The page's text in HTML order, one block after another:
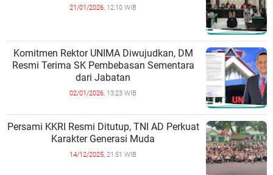
21/01/2026, 12:10 WIB
Komitmen Rektor UNIMA Diwujudkan, DM
Resmi Terima SK Pembebasan Sementara
dari Jabatan
02/01/2026, 13:23 WIB
Persami KKRI Resmi Ditutup, TNI AD Perkuat
Karakter Generasi Muda
14/12/2025, 21:51 WIB